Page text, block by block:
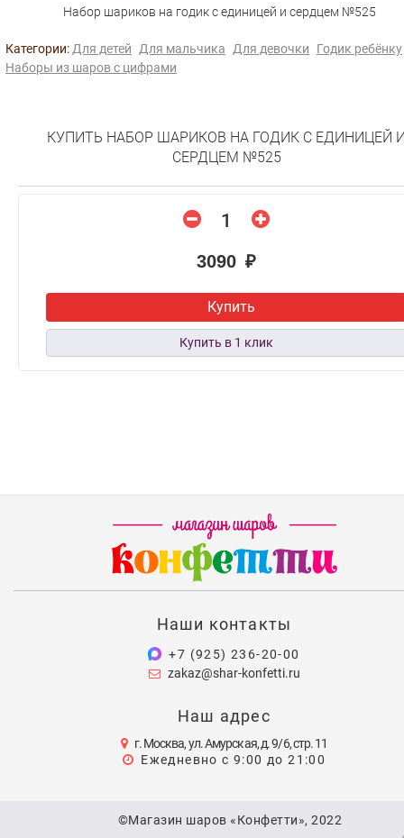
Набор шариков на годик с единицей и сердцем №525
Категории: Для детей Для мальчика Для девочки
Годик ребёнку
Наборы из шаров с цифрами
КУПИТЬ НАБОР ШАРИКОВ НА ГОДИК С ЕДИНИЦЕЙ
СЕРДЦЕМ №525
3090 ₽
Купить
Наши контакты
+7 (925) 236-20-00
zakaz@shar-konfetti.ru
Наш адрес
г. Москва, ул. Амурская, д. 9/6, стр. 11
Ежедневно с 9:00 до 21:00
©Магазин шаров «Конфетти», 2022